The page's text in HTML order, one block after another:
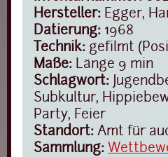
Hersteller: Egger,
Datierung: 1968
Technik: gefilmt
Maße: Länge 9 min
Schlagwort:
Subkultur,
Party, Feier
Standort: Amt für
Sammlung: